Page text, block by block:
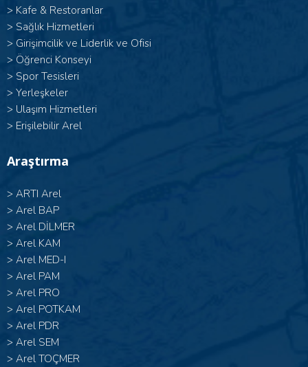
> Kafe & Restoranlar
> Sağlık Hizmetleri
> Girişimcilik ve Liderlik ve Ofisi
> Öğrenci Konseyi
> Spor Tesisleri
> Yerleşkeler
> Ulaşım Hizmetleri
> Erişilebilir Arel
Araştırma
> ARTI Arel
> Arel BAP
> Arel DİLMER
> Arel KAM
> Arel MED-I
> Arel PAM
> Arel PRO
> Arel POTKAM
> Arel PDR
> Arel SEM
> Arel TOÇMER